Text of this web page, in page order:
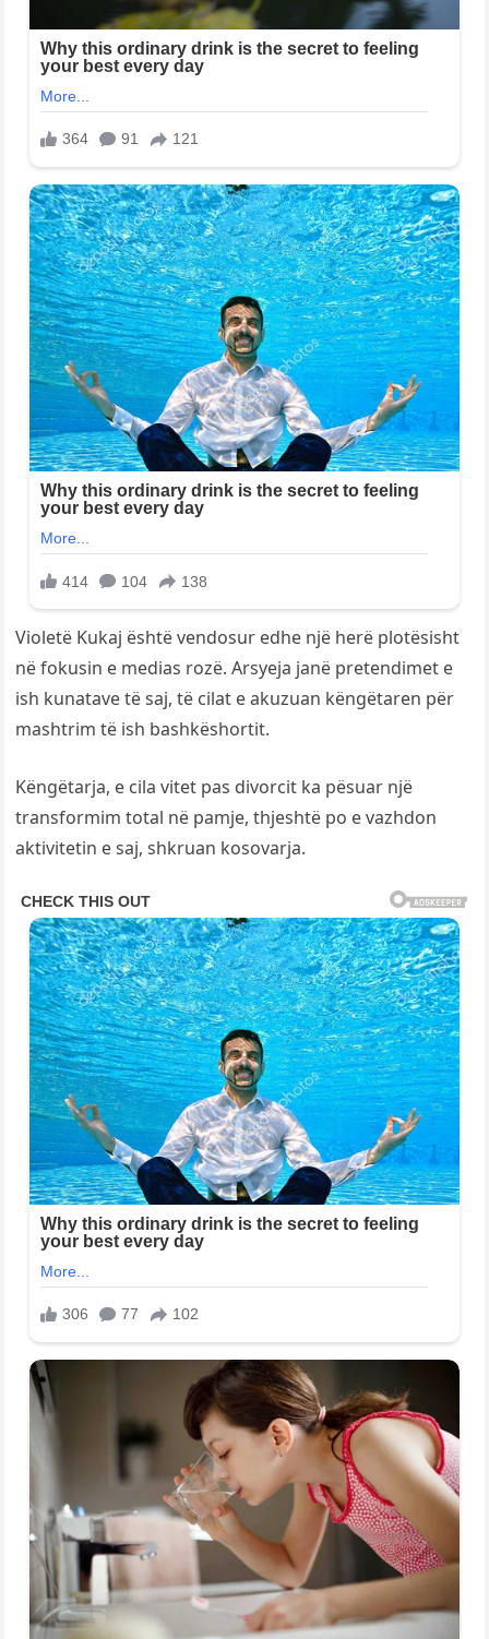
Violetë Kukaj është vendosur edhe një herë plotësisht
në fokusin e medias rozë. Arsyeja janë pretendimet e
ish kunatave të saj, të cilat e akuzuan këngëtaren për
mashtrim të ish bashkëshortit.
Këngëtarja, e cila vitet pas divorcit ka pësuar një
transformim total në pamje, thjeshtë po e vazhdon
aktivitetin e saj, shkruan kosovarja.